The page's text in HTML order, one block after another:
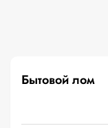
Бытовой лом